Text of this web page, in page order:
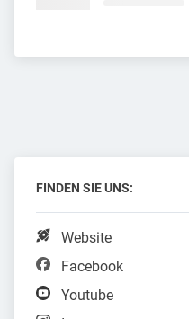
FINDEN SIE UNS:
Website
Facebook
Youtube